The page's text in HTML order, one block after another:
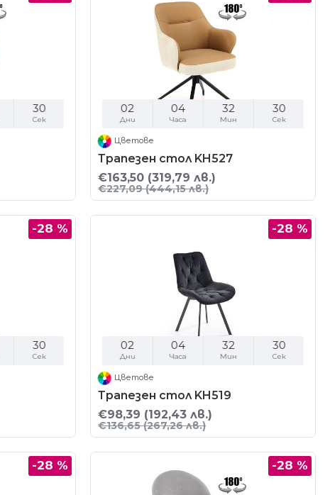
29
Сек
02
Дни
04
Часа
32
Мин
29
Сек
Цветове
Трапезен стол KH527
€163,50 (319,79 лв.)
€227,09(444,15 лв.)
-28 %
29
Сек
-28 %
02
Дни
04
Часа
32
Мин
29
Сек
Цветове
Трапезен стол KH519
€98,39 (192,43 лв.)
€136,65(267,26 лв.)
-28 % -28 %